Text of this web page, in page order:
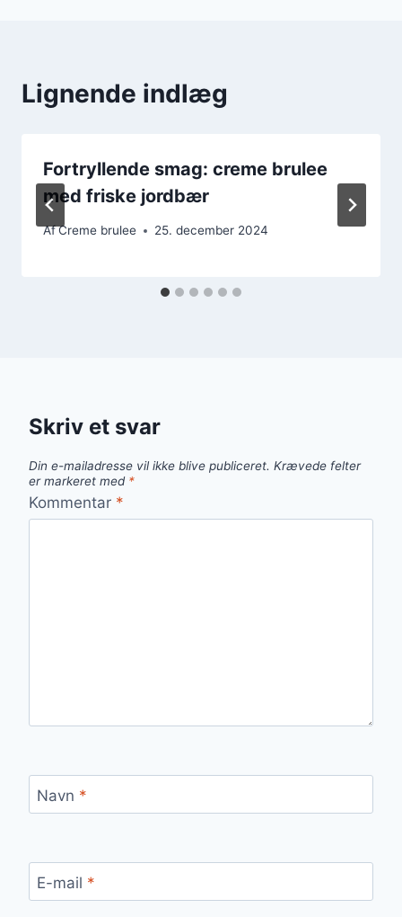
Lignende indlæg
Fortryllende smag: creme brulee
med friske jordbær
AfCreme brulee 25. december 2024
Skriv et svar
Din e-mailadresse vil ikke blive publiceret. Krævede felter
er markeret med *
Kommentar *
Navn *
E-mail *